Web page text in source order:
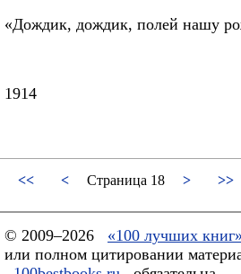
«Дождик, дождик, полей нашу
1914
<< < Страница 18 > >>
© 2009–2026 «100 лучших книг»
или полном цитировании